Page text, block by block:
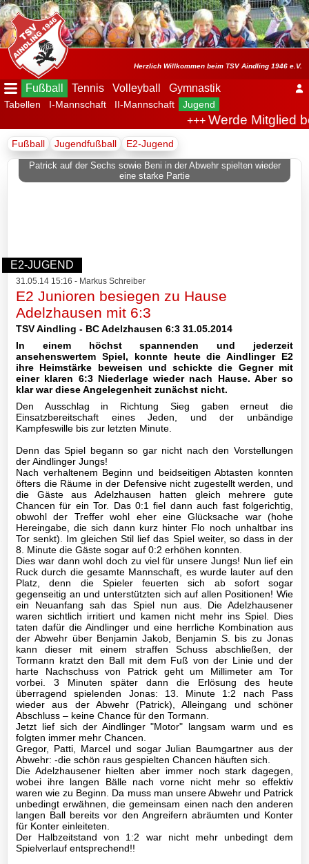
Herzlich Willkommen beim TSV Aindling 1946 e.V.
Fußball Tennis Volleyball Gymnastik
Tabellen I-Mannschaft II-Mannschaft Jugend
+++Werde Mitglied
Menü
ausblenden
Startseite
Verein
Fußball
I-
Mannschaft
II-
Mannschaft
III-
Mannschaft
Seniorenfußball
Jugendfußball
A1-
Jugend
A2-
Jugend
B1-
Jugend
B2-
Jugend
C1-
Jugend
C2-
Jugend
D1-
Jugend
D2-
Jugend
D3-
Jugend
E1-
Fußball Jugendfußball E2-Jugend
E2-JUGEND
Patrick auf der Sechs sowie Beni in der Abwehr spielten wieder
eine starke Partie
31.05.14 15:16 - Markus Schreiber
E2 Junioren besiegen zu Hause
Adelzhausen mit 6:3
TSV Aindling - BC Adelzhausen 6:3 31.05.2014
In einem höchst spannenden und jederzeit
ansehenswertem Spiel, konnte heute die Aindlinger E2
ihre Heimstärke beweisen und schickte die Gegner mit
einer klaren 6:3 Niederlage wieder nach Hause. Aber so
klar war diese Angelegenheit zunächst nicht.
Den Ausschlag in Richtung Sieg gaben erneut die
Einsatzbereitschaft eines Jeden, und der unbändige
Kampfeswille bis zur letzten Minute.
Denn das Spiel begann so gar nicht nach den Vorstellungen
der Aindlinger Jungs!
Nach verhaltenem Beginn und beidseitigen Abtasten konnten
öfters die Räume in der Defensive nicht zugestellt werden, und
die Gäste aus Adelzhausen hatten gleich mehrere gute
Chancen für ein Tor. Das 0:1 fiel dann auch fast folgerichtig,
obwohl der Treffer wohl eher eine Glücksache war (hohe
Hereingabe, die sich dann kurz hinter Flo noch unhaltbar ins
Tor senkt). Im gleichen Stil lief das Spiel weiter, so dass in der
8. Minute die Gäste sogar auf 0:2 erhöhen konnten.
Dies war dann wohl doch zu viel für unsere Jungs! Nun lief ein
Ruck durch die gesamte Mannschaft, es wurde lauter auf den
Platz, denn die Spieler feuerten sich ab sofort sogar
gegenseitig an und unterstützten sich auf allen Positionen! Wie
ein Neuanfang sah das Spiel nun aus. Die Adelzhausener
waren sichtlich irritiert und kamen nicht mehr ins Spiel. Dies
taten dafür die Aindlinger und eine herrliche Kombination aus
der Abwehr über Benjamin Jakob, Benjamin S. bis zu Jonas
kann dieser mit einem straffen Schuss abschließen, der
Tormann kratzt den Ball mit dem Fuß von der Linie und der
harte Nachschuss von Patrick geht um Millimeter am Tor
vorbei. 3 Minuten später dann die Erlösung des heute
überragend spielenden Jonas: 13. Minute 1:2 nach Pass
wieder aus der Abwehr (Patrick), Alleingang und schöner
Abschluss – keine Chance für den Tormann.
Jetzt lief sich der Aindlinger "Motor" langsam warm und es
folgten immer mehr Chancen.
Gregor, Patti, Marcel und sogar Julian Baumgartner aus der
Abwehr: -die schön raus gespielten Chancen häuften sich.
Die Adelzhausener hielten aber immer noch stark dagegen,
wobei ihre langen Bälle nach vorne nicht mehr so effektiv
waren wie zu Beginn. Da muss man unsere Abwehr und Patrick
unbedingt erwähnen, die gemeinsam einen nach den anderen
langen Ball bereits vor den Angreifern abräumten und Konter
für Konter einleiteten.
Der Halbzeitstand von 1:2 war nicht mehr unbedingt dem
Spielverlauf entsprechend!!